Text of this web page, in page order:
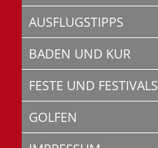
AUSFLUGSTIPPS
BADEN UND KUR
FESTE UND FESTIVALS
GOLFEN